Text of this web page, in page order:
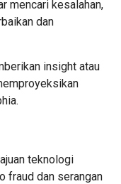
mencari kesalahan,
dan
insight atau
teknologi
fraud dan serangan